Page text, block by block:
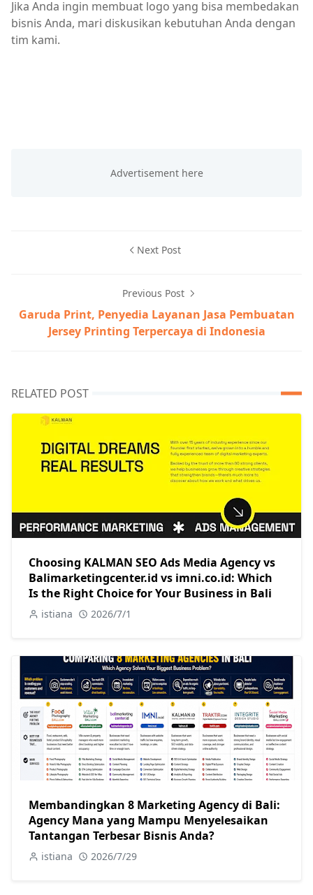
Jika Anda ingin membuat logo yang bisa membedakan
bisnis Anda, mari diskusikan kebutuhan Anda dengan
tim kami.
Next Post
Previous Post
Garuda Print, Penyedia Layanan Jasa Pembuatan
Jersey Printing Terpercaya di Indonesia
RELATED POST
Choosing KALMAN SEO Ads Media Agency vs
Balimarketingcenter.id vs imni.co.id: Which
Is the Right Choice for Your Business in Bali
istiana 2026/7/1
Membandingkan 8 Marketing Agency di Bali:
Agency Mana yang Mampu Menyelesaikan
Tantangan Terbesar Bisnis Anda?
istiana 2026/7/29